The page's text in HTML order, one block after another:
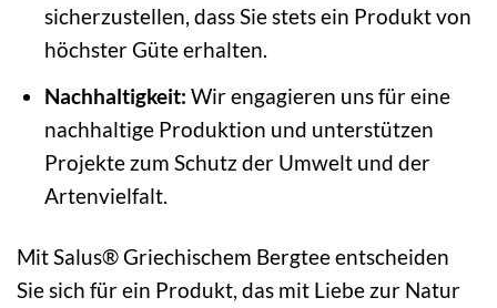
sicherzustellen, dass Sie stets ein Produkt von
höchster Güte erhalten.
Nachhaltigkeit: Wir engagieren uns für eine
nachhaltige Produktion und unterstützen
Projekte zum Schutz der Umwelt und der
Artenvielfalt.
Mit Salus® Griechischem Bergtee entscheiden
Sie sich für ein Produkt, das mit Liebe zur Natur